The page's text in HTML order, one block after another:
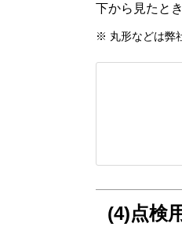
下から見たと
※ 丸形などは弊
(4)点検